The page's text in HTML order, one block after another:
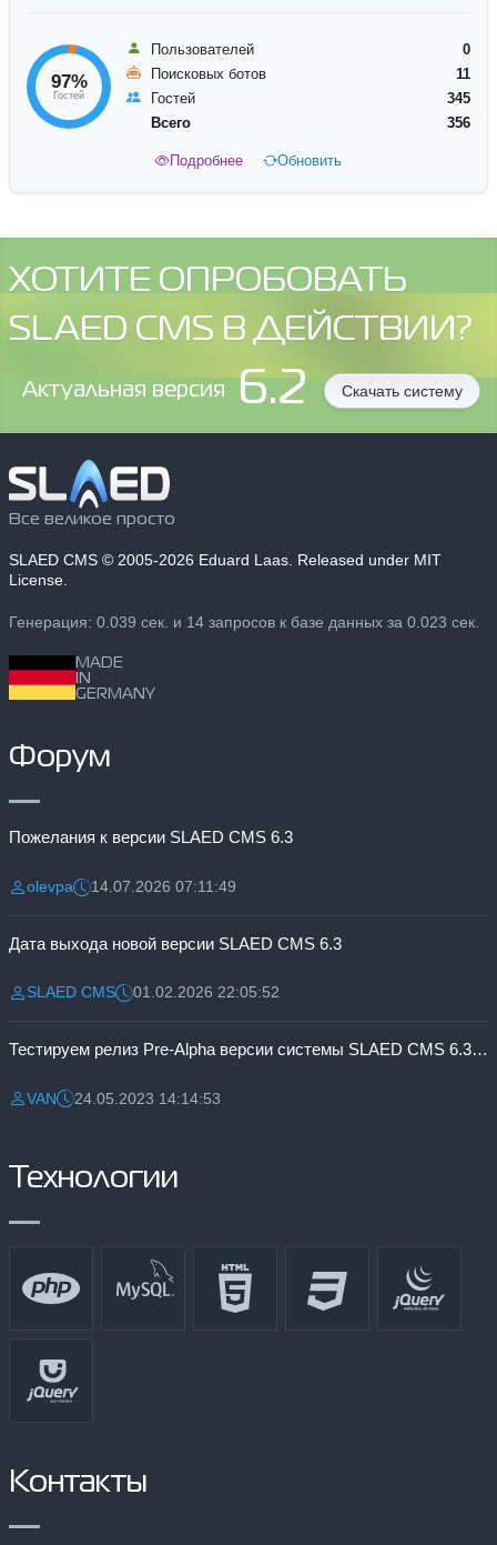
97%
Гостей
Пользователей
0
Поисковых ботов
11
Гостей
345
Всего
356
Подробнее Обновить
ХОТИТЕ ОПРОБОВАТЬ
SLAED CMS В ДЕЙСТВИИ?
Aктуальная версия 6.2 Скачать систему
Все великое просто
SLAED CMS © 2005-2026 Eduard Laas. Released under MIT
License.
Генерация: 0.039 сек. и 14 запросов к базе данных за 0.023 сек.
MADE
IN
GERMANY
Форум
Пожелания к версии SLAED CMS 6.3
Разместил:
olevpaДата:14.07.2026 07:11:49
Дата выхода новой версии SLAED CMS 6.3
Разместил:
SLAED CMSДата:01.02.2026 22:05:52
Тестируем релиз Pre-Alpha версии системы SLAED CMS 6.3 Pro
Разместил:
VANДата:24.05.2023 14:14:53
Технологии
Контакты